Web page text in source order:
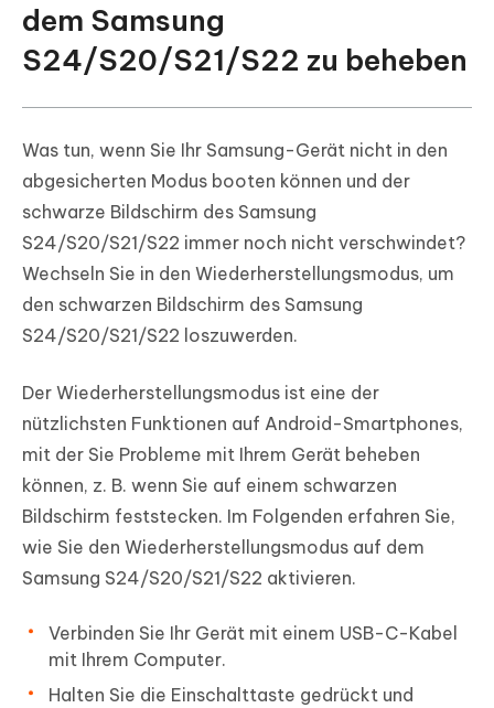
dem Samsung
S24/S20/S21/S22 zu beheben
Was tun, wenn Sie Ihr Samsung-Gerät nicht in den
abgesicherten Modus booten können und der
schwarze Bildschirm des Samsung
S24/S20/S21/S22 immer noch nicht verschwindet?
Wechseln Sie in den Wiederherstellungsmodus, um
den schwarzen Bildschirm des Samsung
S24/S20/S21/S22 loszuwerden.
Der Wiederherstellungsmodus ist eine der
nützlichsten Funktionen auf Android-Smartphones,
mit der Sie Probleme mit Ihrem Gerät beheben
können, z. B. wenn Sie auf einem schwarzen
Bildschirm feststecken. Im Folgenden erfahren Sie,
wie Sie den Wiederherstellungsmodus auf dem
Samsung S24/S20/S21/S22 aktivieren.
Verbinden Sie Ihr Gerät mit einem USB-C-Kabel
mit Ihrem Computer.
Halten Sie die Einschalttaste gedrückt und